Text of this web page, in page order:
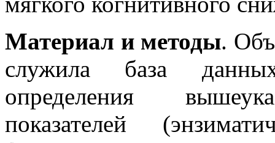
Материал и методы.
служила база
определения
показателей